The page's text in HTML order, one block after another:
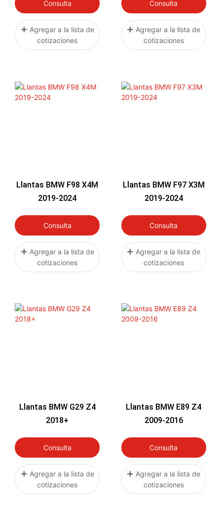
Consulta
Agregar a la lista de
cotizaciones
Consulta
Agregar a la lista de
cotizaciones
Llantas BMW F98 X4M
2019-2024
Consulta
Agregar a la lista de
cotizaciones
Llantas BMW F97 X3M
2019-2024
Consulta
Agregar a la lista de
cotizaciones
Llantas BMW G29 Z4
2018+
Consulta
Agregar a la lista de
cotizaciones
Llantas BMW E89 Z4
2009-2016
Consulta
Agregar a la lista de
cotizaciones